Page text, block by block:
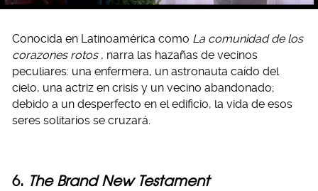
Conocida en Latinoamérica como La comunidad de los
corazones rotos , narra las hazañas de vecinos
peculiares: una enfermera, un astronauta caído del
cielo, una actriz en crisis y un vecino abandonado;
debido a un desperfecto en el edificio, la vida de esos
seres solitarios se cruzará.
6. The Brand New Testament